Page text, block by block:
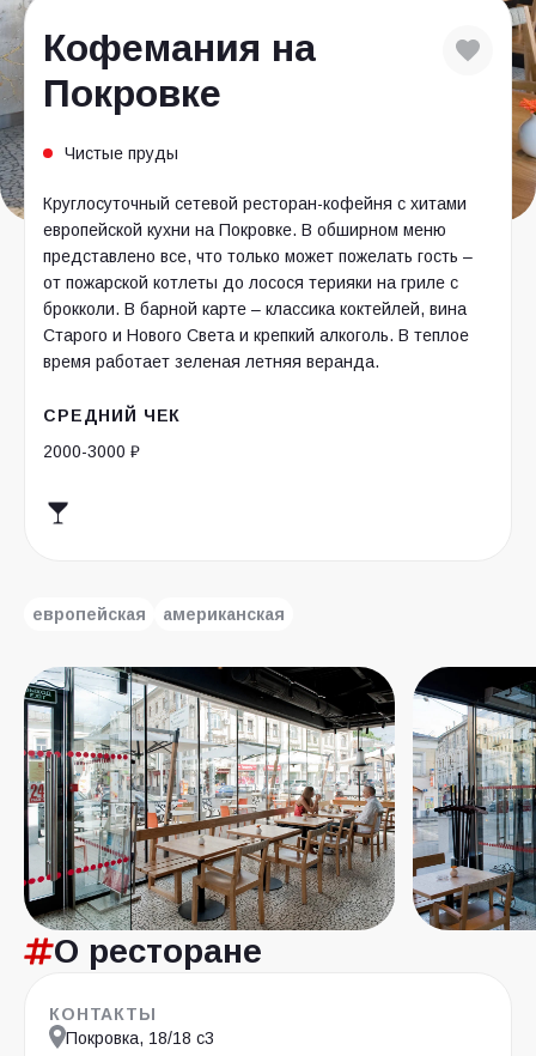
Кофемания на
Покровке
Чистые пруды
Круглосуточный сетевой ресторан-кофейня с хитами
европейской кухни на Покровке. В обширном меню
представлено все, что только может пожелать гость –
от пожарской котлеты до лосося терияки на гриле с
брокколи. В барной карте – классика коктейлей, вина
Старого и Нового Света и крепкий алкоголь. В теплое
время работает зеленая летняя веранда.
СРЕДНИЙ ЧЕК
2000-3000 ₽
европейская американская
О ресторане
КОНТАКТЫ
Покровка, 18/18 с3